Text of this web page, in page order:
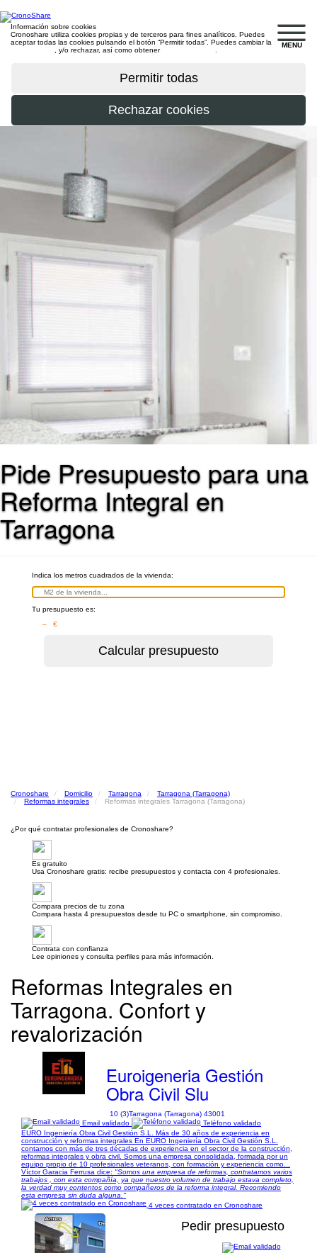
MENU
Información sobre cookies
Cronoshare utiliza cookies propias y de terceros para fines analíticos. Puedes
aceptar todas las cookies pulsando el botón “Permitir todas”. Puedes cambiar la
, y/o rechazar, así como obtener
Pide Presupuesto para una
Reforma Integral en
Tarragona
Indica los metros cuadrados de la vivienda:
Tu presupuesto es:
– €
Cronoshare Domicilio Tarragona
Tarragona (Tarragona)
Reformas integrales
Reformas integrales Tarragona (Tarragona)
¿Por qué contratar profesionales de Cronoshare?
Es gratuito
Usa Cronoshare gratis: recibe presupuestos y contacta con 4 profesionales.
Compara precios de tu zona
Compara hasta 4 presupuestos desde tu PC o smartphone, sin compromiso.
Contrata con confianza
Lee opiniones y consulta perfiles para más información.
Reformas Integrales en
Tarragona. Confort y
revalorización
Euroigeneria Gestión
Obra Civil Slu
10 (3)Tarragona (Tarragona) 43001
Email validado
Teléfono validado
EURO Ingeniería Obra Civil Gestión S.L. Más de 30 años de experiencia en
construcción y reformas integrales En EURO Ingeniería Obra Civil Gestión S.L.
contamos con más de tres décadas de experiencia en el sector de la construcción,
reformas integrales y obra civil. Somos una empresa consolidada, formada por un
equipo propio de 10 profesionales veteranos, con formación y experiencia como...
Víctor Garacia Ferrusa dice: "Somos una empresa de reformas, contratamos varios
trabajos , con esta compañía, ya que nuestro volumen de trabajo estava completo,
la verdad muy contentos como compañeros de la reforma integral. Recomiendo
esta empresa sin duda alguna."
4 veces contratado en Cronoshare
Pedir presupuesto